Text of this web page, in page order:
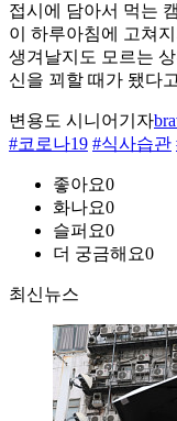
접시에 담아서 먹는
이 하루아침에 고쳐
생겨날지도 모르는
신을 꾀할 때가 됐다
변용도 시니어기자
#코로나19 #식사습관
좋아요0
화나요0
슬퍼요0
더 궁금해요0
최신뉴스